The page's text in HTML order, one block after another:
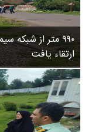
۹۹۰ متر از شبکه
ارتقاء یافت
۳
۵
۸
ب
ا
ز
ن
ش
س